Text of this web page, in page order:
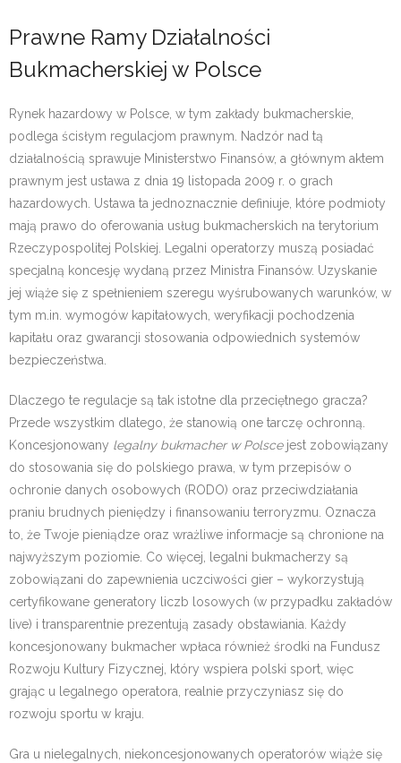
Prawne Ramy Działalności
Bukmacherskiej w Polsce
Rynek hazardowy w Polsce, w tym zakłady bukmacherskie,
podlega ścisłym regulacjom prawnym. Nadzór nad tą
działalnością sprawuje Ministerstwo Finansów, a głównym aktem
prawnym jest ustawa z dnia 19 listopada 2009 r. o grach
hazardowych. Ustawa ta jednoznacznie definiuje, które podmioty
mają prawo do oferowania usług bukmacherskich na terytorium
Rzeczypospolitej Polskiej. Legalni operatorzy muszą posiadać
specjalną koncesję wydaną przez Ministra Finansów. Uzyskanie
jej wiąże się z spełnieniem szeregu wyśrubowanych warunków, w
tym m.in. wymogów kapitałowych, weryfikacji pochodzenia
kapitału oraz gwarancji stosowania odpowiednich systemów
bezpieczeństwa.
Dlaczego te regulacje są tak istotne dla przeciętnego gracza?
Przede wszystkim dlatego, że stanowią one tarczę ochronną.
Koncesjonowany legalny bukmacher w Polscejest zobowiązany
do stosowania się do polskiego prawa, w tym przepisów o
ochronie danych osobowych (RODO) oraz przeciwdziałania
praniu brudnych pieniędzy i finansowaniu terroryzmu. Oznacza
to, że Twoje pieniądze oraz wrażliwe informacje są chronione na
najwyższym poziomie. Co więcej, legalni bukmacherzy są
zobowiązani do zapewnienia uczciwości gier – wykorzystują
certyfikowane generatory liczb losowych (w przypadku zakładów
live) i transparentnie prezentują zasady obstawiania. Każdy
koncesjonowany bukmacher wpłaca również środki na Fundusz
Rozwoju Kultury Fizycznej, który wspiera polski sport, więc
grając u legalnego operatora, realnie przyczyniasz się do
rozwoju sportu w kraju.
Gra u nielegalnych, niekoncesjonowanych operatorów wiąże się